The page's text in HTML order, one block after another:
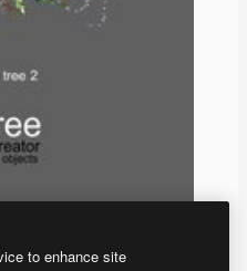
to enhance site